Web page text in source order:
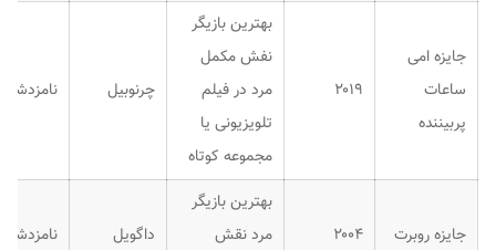
جایزه امی
ساعات
پربیننده
۲۰۱۹
بهترین بازیگر
نفش مکمل
مرد در فیلم
تلویزیونی یا
مجموعه کوتاه
چرنوبیل نامزدشده
جایزه روبرت ۲۰۰۴
بهترین بازیگر
مرد نقش
داگویل نامزدشده